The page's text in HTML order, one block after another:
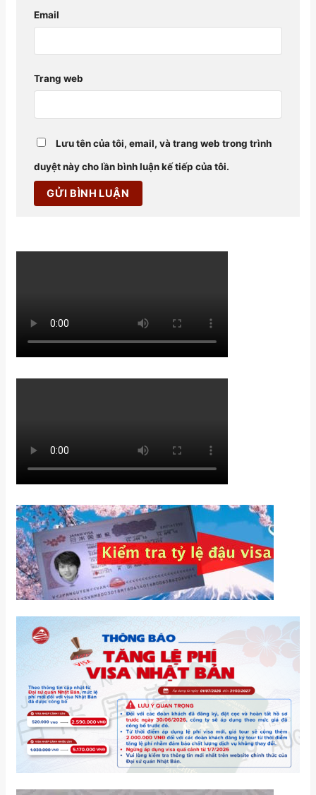
Email
Trang web
Lưu tên của tôi, email, và trang web trong trình
duyệt này cho lần bình luận kế tiếp của tôi.